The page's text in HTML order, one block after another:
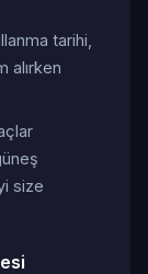
tarihi,
alırken
size